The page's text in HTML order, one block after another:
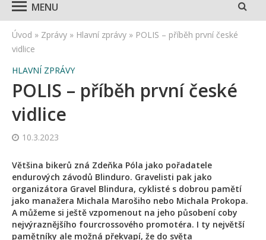
MENU
Úvod » Zprávy » Hlavní zprávy » POLIS – příběh první české
vidlice
HLAVNÍ ZPRÁVY
POLIS – příběh první české
vidlice
10.3.2023
Většina bikerů zná Zdeňka Póla jako pořadatele
endurových závodů Blinduro. Gravelisti pak jako
organizátora Gravel Blindura, cyklisté s dobrou pamětí
jako manažera Michala Marošiho nebo Michala Prokopa.
A můžeme si ještě vzpomenout na jeho působení coby
nejvýraznějšího fourcrossového promotéra. I ty největší
pamětníky ale možná překvapí, že do světa